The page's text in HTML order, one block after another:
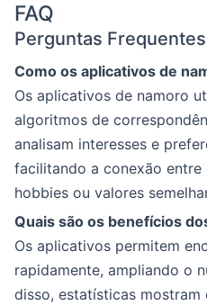
FAQ
Perguntas Frequentes
Como os aplicativos de
Os aplicativos de namoro
algoritmos de
analisam interesses e
facilitando a conexão entre
hobbies ou valores
Quais são os benefícios
Os aplicativos permitem
rapidamente, ampliando o
disso, estatísticas mostram